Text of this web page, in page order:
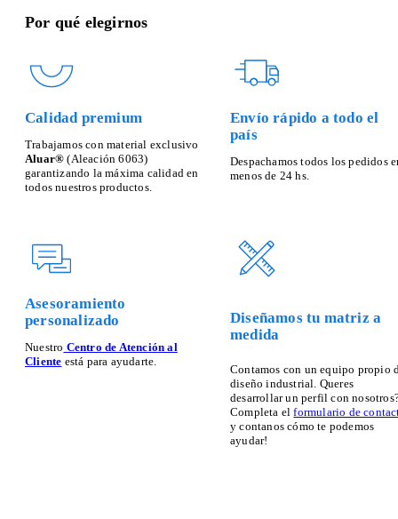
Por qué elegirnos
Calidad premium
Trabajamos con material exclusivo
Aluar® (Aleación 6063)
garantizando la máxima calidad en
todos nuestros productos.
Envío rápido a todo el
país
Despachamos todos los pedidos
menos de 24 hs.
Asesoramiento
personalizado
Nuestro Centro de Atención al
Cliente está para ayudarte.
Diseñamos tu matriz a
medida
Contamos con un equipo propio
diseño industrial. Queres
desarrollar un perfil con
Completa elformulario de
y contanos cómo te podemos
ayudar!